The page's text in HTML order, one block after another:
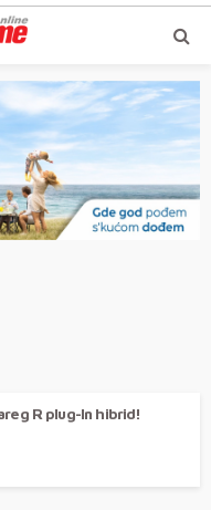
R plug-In hibrid!